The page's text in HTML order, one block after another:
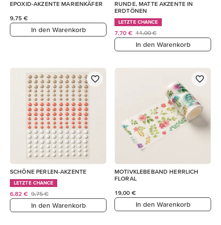
EPOXID-AKZENTE MARIENKÄFER
9,75 €
In den Warenkorb
RUNDE, MATTE AKZENTE IN
ERDTÖNEN
LETZTE CHANCE
7,70 € 11,00 €
In den Warenkorb
SCHÖNE PERLEN-AKZENTE
LETZTE CHANCE
6,82 € 9,75 €
In den Warenkorb
MOTIVKLEBEBAND HERRLICH
FLORAL
19,00 €
In den Warenkorb